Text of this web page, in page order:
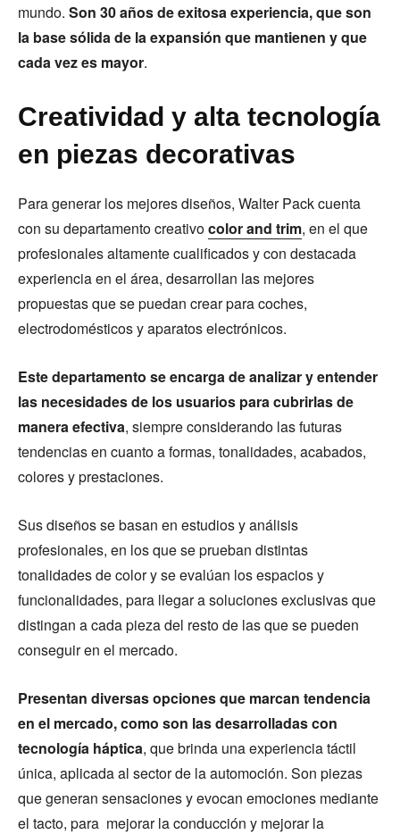
mundo. Son 30 años de exitosa experiencia, que son
la base sólida de la expansión que mantienen y que
cada vez es mayor.
Creatividad y alta tecnología
en piezas decorativas
Para generar los mejores diseños, Walter Pack cuenta
con su departamento creativocolor and trim, en el que
profesionales altamente cualificados y con destacada
experiencia en el área, desarrollan las mejores
propuestas que se puedan crear para coches,
electrodomésticos y aparatos electrónicos.
Este departamento se encarga de analizar y entender
las necesidades de los usuarios para cubrirlas de
manera efectiva, siempre considerando las futuras
tendencias en cuanto a formas, tonalidades, acabados,
colores y prestaciones.
Sus diseños se basan en estudios y análisis
profesionales, en los que se prueban distintas
tonalidades de color y se evalúan los espacios y
funcionalidades, para llegar a soluciones exclusivas que
distingan a cada pieza del resto de las que se pueden
conseguir en el mercado.
Presentan diversas opciones que marcan tendencia
en el mercado, como son las desarrolladas con
tecnología háptica, que brinda una experiencia táctil
única, aplicada al sector de la automoción. Son piezas
que generan sensaciones y evocan emociones mediante
el tacto, para mejorar la conducción y mejorar la